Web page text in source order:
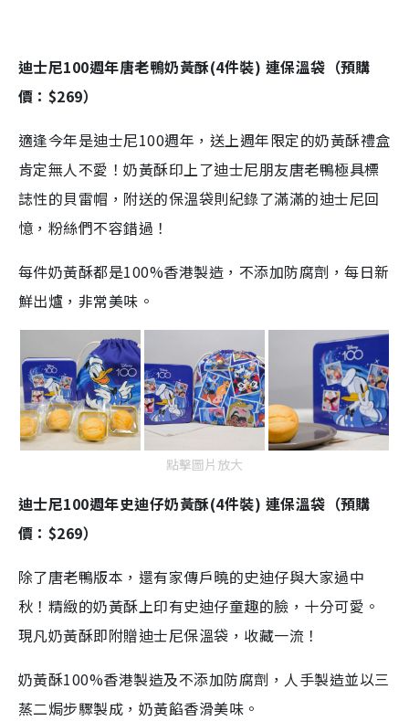
迪士尼100週年唐老鴨奶黃酥(4件裝) 連保溫袋（預購
價：$269）
適逢今年是迪士尼100週年，送上週年限定的奶黃酥禮盒
肯定無人不愛！奶黃酥印上了迪士尼朋友唐老鴨極具標
誌性的貝雷帽，附送的保溫袋則紀錄了滿滿的迪士尼回
憶，粉絲們不容錯過！
每件奶黃酥都是100%香港製造，不添加防腐劑，每日新
鮮出爐，非常美味。
點擊圖片放大
迪士尼100週年史迪仔奶黃酥(4件裝) 連保溫袋（預購
價：$269）
除了唐老鴨版本，還有家傳戶曉的史迪仔與大家過中
秋！精緻的奶黃酥上印有史迪仔童趣的臉，十分可愛。
現凡奶黃酥即附贈迪士尼保溫袋，收藏一流！
奶黃酥100%香港製造及不添加防腐劑，人手製造並以三
蒸二焗步驟製成，奶黃餡香滑美味。